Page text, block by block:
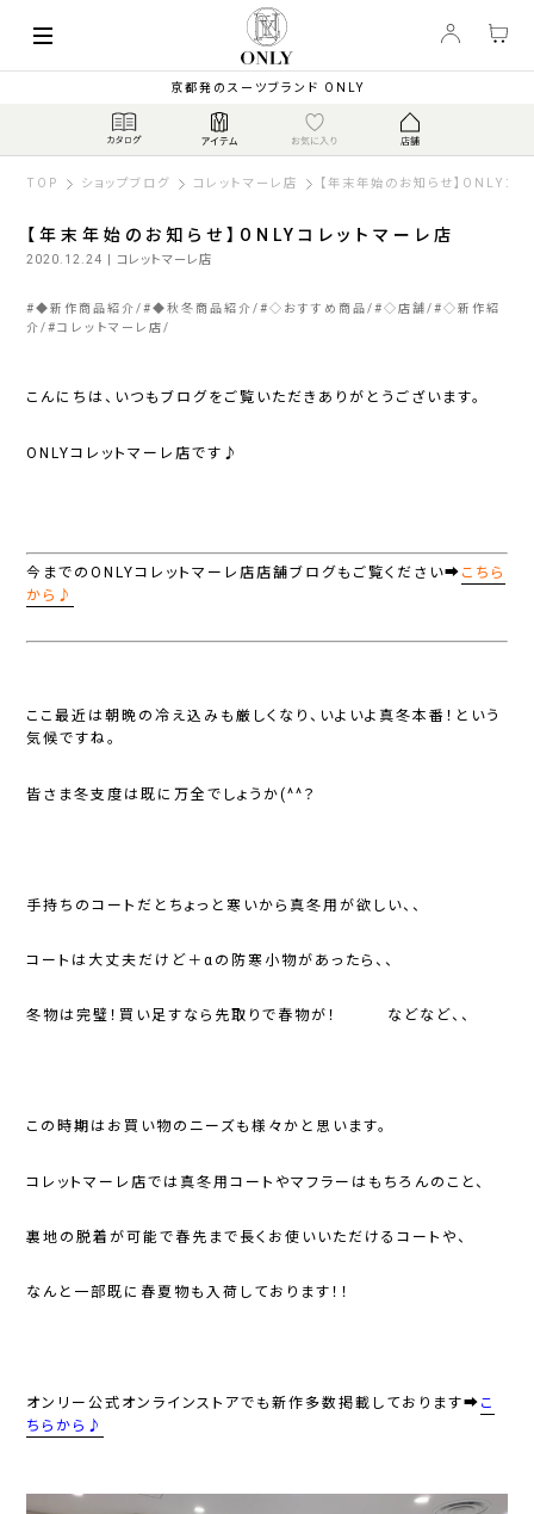
京都発のスーツブランド ONLY
TOP ショップブログ コレットマーレ店 【年末年始のお知らせ】ONLYコ
【年末年始のお知らせ】ONLYコレットマーレ店
2020.12.24 | コレットマーレ店
#◆新作商品紹介 #◆秋冬商品紹介 #◇おすすめ商品 #◇店舗 #◇新作紹
介 #コレットマーレ店
こんにちは、いつもブログをご覧いただきありがとうございます。
ONLYコレットマーレ店です♪
今までのONLYコレットマーレ店店舗ブログもご覧ください➡ こちら
から♪
ここ最近は朝晩の冷え込みも厳しくなり、いよいよ真冬本番！という
気候ですね。
皆さま冬支度は既に万全でしょうか(^^？
手持ちのコートだとちょっと寒いから真冬用が欲しい、、
コートは大丈夫だけど＋αの防寒小物があったら、、
冬物は完璧！買い足すなら先取りで春物が！ などなど、、
この時期はお買い物のニーズも様々かと思います。
コレットマーレ店では真冬用コートやマフラーはもちろんのこと、
裏地の脱着が可能で春先まで長くお使いいただけるコートや、
なんと一部既に春夏物も入荷しております！！
オンリー公式オンラインストアでも新作多数掲載しております➡ こ
ちらから♪